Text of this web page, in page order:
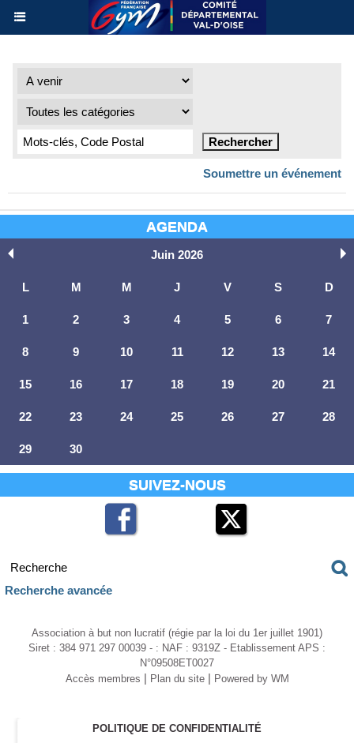
AGENDA
Juin 2026
L M M J V S D
1 2 3 4 5 6 7
8 9 10 11 12 13 14
15 16 17 18 19 20 21
22 23 24 25 26 27 28
29 30
SUIVEZ-NOUS
Recherche avancée
Soumettre un événement
Association à but non lucratif (régie par la loi du 1er juillet 1901)
Siret : 384 971 297 00039 - : NAF : 9319Z - Etablissement APS :
N°09508ET0027
Accès membres | Plan du site | Powered by WM
POLITIQUE DE CONFIDENTIALITÉ